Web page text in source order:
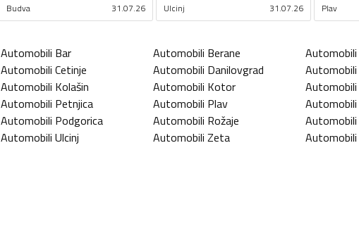
Budva 31.07.26 Ulcinj 31.07.26 Plav
Automobili Bar Automobili Berane Automobili
Automobili Cetinje Automobili Danilovgrad Automobili
Automobili Kolašin Automobili Kotor Automobili
Automobili Petnjica Automobili Plav Automobili
Automobili Podgorica Automobili Rožaje Automobili
Automobili Ulcinj Automobili Zeta Automobili